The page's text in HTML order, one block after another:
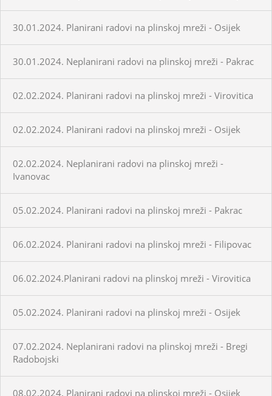
30.01.2024. Planirani radovi na plinskoj mreži - Osijek
30.01.2024. Neplanirani radovi na plinskoj mreži - Pakrac
02.02.2024. Planirani radovi na plinskoj mreži - Virovitica
02.02.2024. Planirani radovi na plinskoj mreži - Osijek
02.02.2024. Neplanirani radovi na plinskoj mreži -
Ivanovac
05.02.2024. Planirani radovi na plinskoj mreži - Pakrac
06.02.2024. Planirani radovi na plinskoj mreži - Filipovac
06.02.2024.Planirani radovi na plinskoj mreži - Virovitica
05.02.2024. Planirani radovi na plinskoj mreži - Osijek
07.02.2024. Neplanirani radovi na plinskoj mreži - Bregi
Radobojski
08.02.2024. Planirani radovi na plinskoj mreži - Osijek